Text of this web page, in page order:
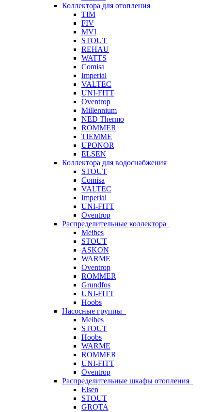
Коллектора для отопления
TIM
FIV
MVI
STOUT
REHAU
WATTS
Comisa
Imperial
VALTEC
UNI-FITT
Oventrop
Millennium
NED Thermo
ROMMER
TIEMME
UPONOR
ELSEN
Коллектора для водоснабжения
STOUT
Comisa
VALTEC
Imperial
UNI-FITT
Oventrop
Распределительные коллектора
Meibes
STOUT
ASKON
WARME
Oventrop
ROMMER
Grundfos
UNI-FITT
Hoobs
Насосные группы
Meibes
STOUT
Hoobs
WARME
ROMMER
UNI-FITT
Oventrop
Распределительные шкафы отопления
Elsen
STOUT
GROTA